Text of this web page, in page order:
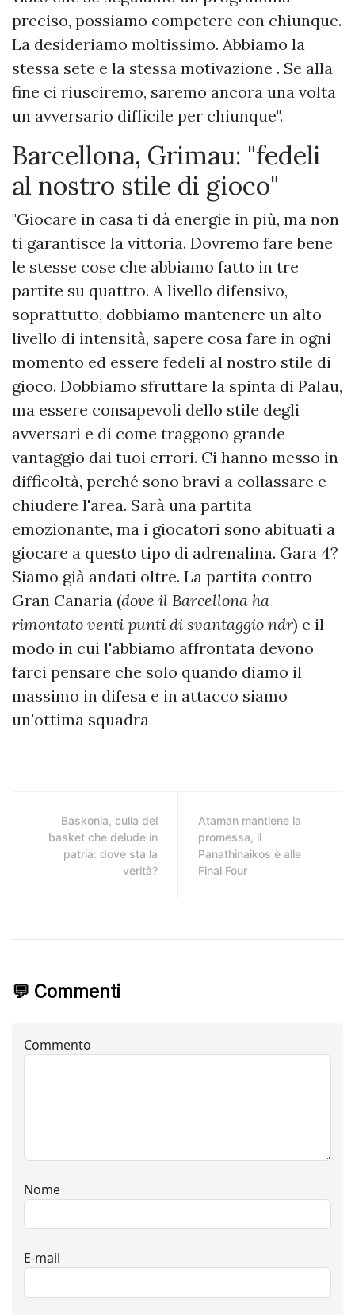
preciso, possiamo competere con chiunque.
La desideriamo moltissimo. Abbiamo la
stessa sete e la stessa motivazione . Se alla
fine ci riusciremo, saremo ancora una volta
un avversario difficile per chiunque".
Barcellona, Grimau: "fedeli
al nostro stile di gioco"
"Giocare in casa ti dà energie in più, ma non
ti garantisce la vittoria. Dovremo fare bene
le stesse cose che abbiamo fatto in tre
partite su quattro. A livello difensivo,
soprattutto, dobbiamo mantenere un alto
livello di intensità, sapere cosa fare in ogni
momento ed essere fedeli al nostro stile di
gioco. Dobbiamo sfruttare la spinta di Palau,
ma essere consapevoli dello stile degli
avversari e di come traggono grande
vantaggio dai tuoi errori. Ci hanno messo in
difficoltà, perché sono bravi a collassare e
chiudere l'area. Sarà una partita
emozionante, ma i giocatori sono abituati a
giocare a questo tipo di adrenalina. Gara 4?
Siamo già andati oltre. La partita contro
Gran Canaria (dove il Barcellona ha
rimontato venti punti di svantaggio ndr) e il
modo in cui l'abbiamo affrontata devono
farci pensare che solo quando diamo il
massimo in difesa e in attacco siamo
un'ottima squadra
Baskonia, culla del
basket che delude in
patria: dove sta la
verità?
Ataman mantiene la
promessa, il
Panathinaikos è alle
Final Four
💬 Commenti